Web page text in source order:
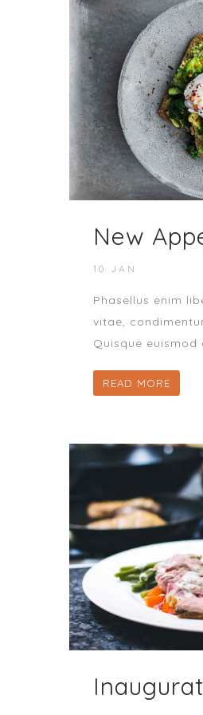
New
10 JAN
Phasellus enim
vitae,
Quisque
READ MORE